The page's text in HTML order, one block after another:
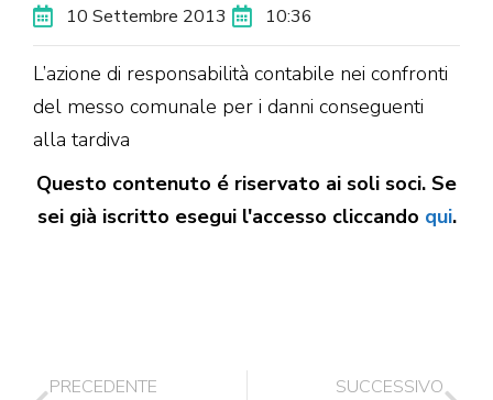
10 Settembre 2013 10:36
L’azione di responsabilità contabile nei confronti
del messo comunale per i danni conseguenti
alla tardiva
Questo contenuto é riservato ai soli soci. Se
sei già iscritto esegui l'accesso cliccando qui.
PRECEDENTE SUCCESSIVO